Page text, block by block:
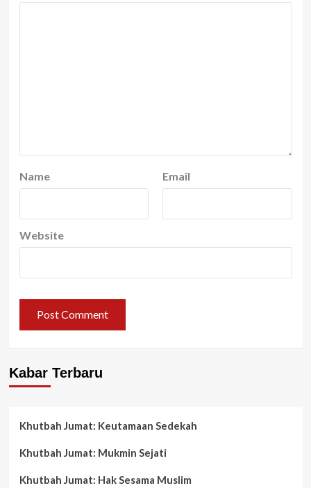
Name Email
Website
Kabar Terbaru
Khutbah Jumat: Keutamaan Sedekah
Khutbah Jumat: Mukmin Sejati
Khutbah Jumat: Hak Sesama Muslim